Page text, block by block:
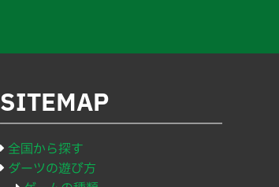
SITEMAP
全国から探す
ダーツの遊び方